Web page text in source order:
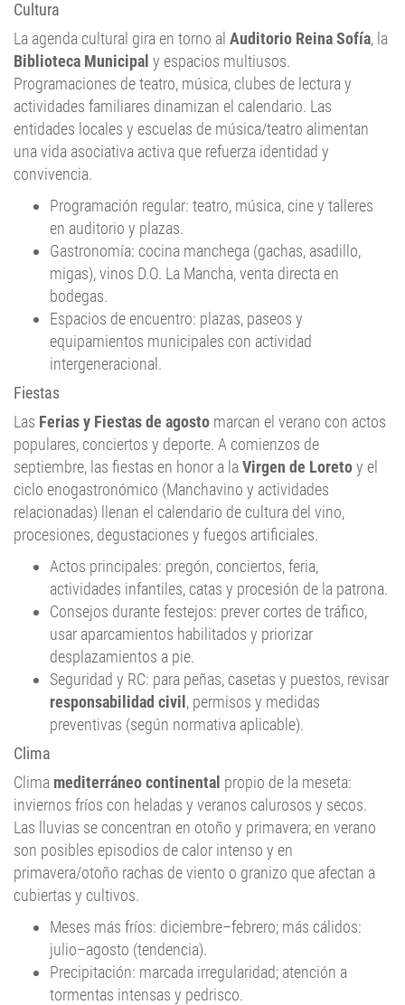
Cultura
La agenda cultural gira en torno al Auditorio Reina Sofía, la
Biblioteca Municipal y espacios multiusos.
Programaciones de teatro, música, clubes de lectura y
actividades familiares dinamizan el calendario. Las
entidades locales y escuelas de música/teatro alimentan
una vida asociativa activa que refuerza identidad y
convivencia.
Programación regular: teatro, música, cine y talleres
en auditorio y plazas.
Gastronomía: cocina manchega (gachas, asadillo,
migas), vinos D.O. La Mancha, venta directa en
bodegas.
Espacios de encuentro: plazas, paseos y
equipamientos municipales con actividad
intergeneracional.
Fiestas
Las Ferias y Fiestas de agosto marcan el verano con actos
populares, conciertos y deporte. A comienzos de
septiembre, las fiestas en honor a la Virgen de Loretoy el
ciclo enogastronómico (Manchavino y actividades
relacionadas) llenan el calendario de cultura del vino,
procesiones, degustaciones y fuegos artificiales.
Actos principales: pregón, conciertos, feria,
actividades infantiles, catas y procesión de la patrona.
Consejos durante festejos: prever cortes de tráfico,
usar aparcamientos habilitados y priorizar
desplazamientos a pie.
Seguridad y RC: para peñas, casetas y puestos, revisar
responsabilidad civil , permisos y medidas
preventivas (según normativa aplicable).
Clima
Clima mediterráneo continental propio de la meseta:
inviernos fríos con heladas y veranos calurosos y secos.
Las lluvias se concentran en otoño y primavera; en verano
son posibles episodios de calor intenso y en
primavera/otoño rachas de viento o granizo que afectan a
cubiertas y cultivos.
Meses más fríos: diciembre–febrero; más cálidos:
julio–agosto (tendencia).
Precipitación: marcada irregularidad; atención a
tormentas intensas y pedrisco.